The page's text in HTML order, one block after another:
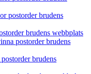
postorder brudens
brudens webbplats
postorder brudens
brudens